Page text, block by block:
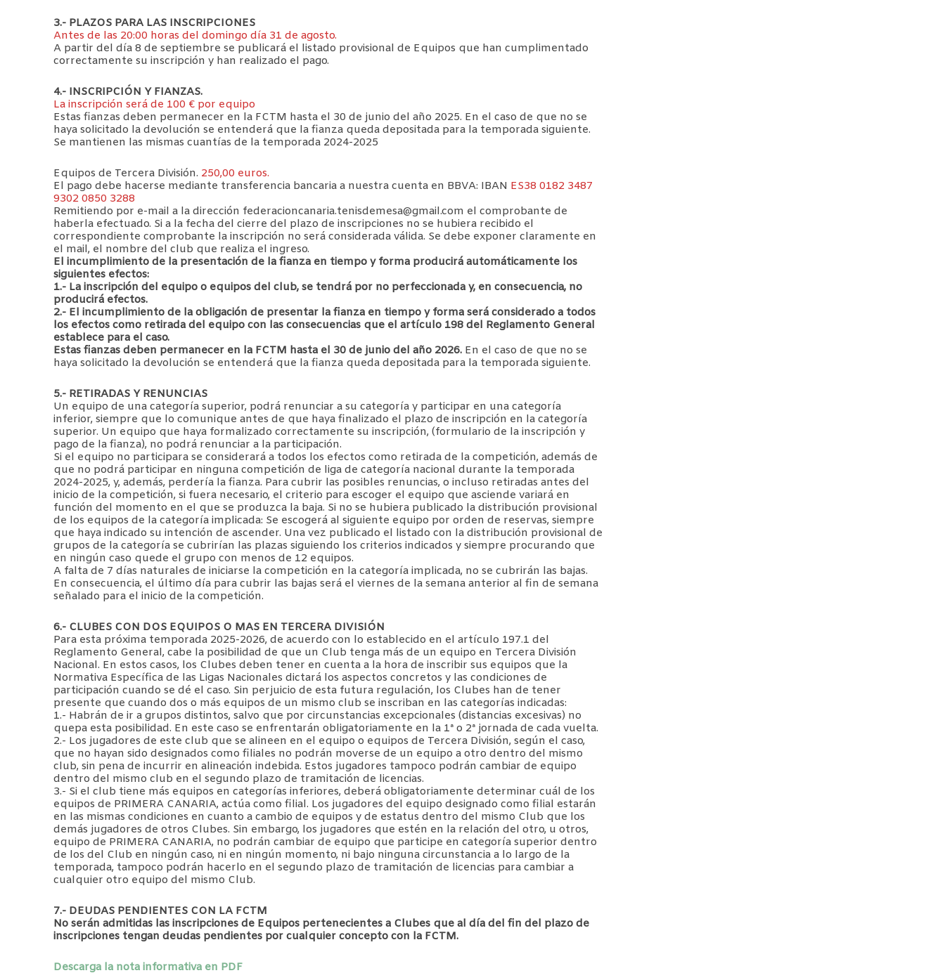
3.- PLAZOS PARA LAS INSCRIPCIONES
Antes de las 20:00 horas del domingo día 31 de agosto.
A partir del día 8 de septiembre se publicará el listado provisional de Equipos que han cumplimentado
correctamente su inscripción y han realizado el pago.
4.- INSCRIPCIÓN Y FIANZAS.
La inscripción será de 100 € por equipo
Estas fianzas deben permanecer en la FCTM hasta el 30 de junio del año 2025. En el caso de que no se
haya solicitado la devolución se entenderá que la fianza queda depositada para la temporada siguiente.
Se mantienen las mismas cuantías de la temporada 2024-2025
Equipos de Tercera División. 250,00 euros.
El pago debe hacerse mediante transferencia bancaria a nuestra cuenta en BBVA: IBAN ES38 0182 3487
9302 0850 3288
Remitiendo por e-mail a la dirección federacioncanaria.tenisdemesa@gmail.com el comprobante de
haberla efectuado. Si a la fecha del cierre del plazo de inscripciones no se hubiera recibido el
correspondiente comprobante la inscripción no será considerada válida. Se debe exponer claramente en
el mail, el nombre del club que realiza el ingreso.
El incumplimiento de la presentación de la fianza en tiempo y forma producirá automáticamente los
siguientes efectos:
1.- La inscripción del equipo o equipos del club, se tendrá por no perfeccionada y, en consecuencia, no
producirá efectos.
2.- El incumplimiento de la obligación de presentar la fianza en tiempo y forma será considerado a todos
los efectos como retirada del equipo con las consecuencias que el artículo 198 del Reglamento General
establece para el caso.
Estas fianzas deben permanecer en la FCTM hasta el 30 de junio del año 2026. En el caso de que no se
haya solicitado la devolución se entenderá que la fianza queda depositada para la temporada siguiente.
5.- RETIRADAS Y RENUNCIAS
Un equipo de una categoría superior, podrá renunciar a su categoría y participar en una categoría
inferior, siempre que lo comunique antes de que haya finalizado el plazo de inscripción en la categoría
superior. Un equipo que haya formalizado correctamente su inscripción, (formulario de la inscripción y
pago de la fianza), no podrá renunciar a la participación.
Si el equipo no participara se considerará a todos los efectos como retirada de la competición, además de
que no podrá participar en ninguna competición de liga de categoría nacional durante la temporada
2024-2025, y, además, perdería la fianza. Para cubrir las posibles renuncias, o incluso retiradas antes del
inicio de la competición, si fuera necesario, el criterio para escoger el equipo que asciende variará en
función del momento en el que se produzca la baja. Si no se hubiera publicado la distribución provisional
de los equipos de la categoría implicada: Se escogerá al siguiente equipo por orden de reservas, siempre
que haya indicado su intención de ascender. Una vez publicado el listado con la distribución provisional de
grupos de la categoría se cubrirían las plazas siguiendo los criterios indicados y siempre procurando que
en ningún caso quede el grupo con menos de 12 equipos.
A falta de 7 días naturales de iniciarse la competición en la categoría implicada, no se cubrirán las bajas.
En consecuencia, el último día para cubrir las bajas será el viernes de la semana anterior al fin de semana
señalado para el inicio de la competición.
6.- CLUBES CON DOS EQUIPOS O MAS EN TERCERA DIVISIÓN
Para esta próxima temporada 2025-2026, de acuerdo con lo establecido en el artículo 197.1 del
Reglamento General, cabe la posibilidad de que un Club tenga más de un equipo en Tercera División
Nacional. En estos casos, los Clubes deben tener en cuenta a la hora de inscribir sus equipos que la
Normativa Específica de las Ligas Nacionales dictará los aspectos concretos y las condiciones de
participación cuando se dé el caso. Sin perjuicio de esta futura regulación, los Clubes han de tener
presente que cuando dos o más equipos de un mismo club se inscriban en las categorías indicadas:
1.- Habrán de ir a grupos distintos, salvo que por circunstancias excepcionales (distancias excesivas) no
quepa esta posibilidad. En este caso se enfrentarán obligatoriamente en la 1ª o 2ª jornada de cada vuelta.
2.- Los jugadores de este club que se alineen en el equipo o equipos de Tercera División, según el caso,
que no hayan sido designados como filiales no podrán moverse de un equipo a otro dentro del mismo
club, sin pena de incurrir en alineación indebida. Estos jugadores tampoco podrán cambiar de equipo
dentro del mismo club en el segundo plazo de tramitación de licencias.
3.- Si el club tiene más equipos en categorías inferiores, deberá obligatoriamente determinar cuál de los
equipos de PRIMERA CANARIA, actúa como filial. Los jugadores del equipo designado como filial estarán
en las mismas condiciones en cuanto a cambio de equipos y de estatus dentro del mismo Club que los
demás jugadores de otros Clubes. Sin embargo, los jugadores que estén en la relación del otro, u otros,
equipo de PRIMERA CANARIA, no podrán cambiar de equipo que participe en categoría superior dentro
de los del Club en ningún caso, ni en ningún momento, ni bajo ninguna circunstancia a lo largo de la
temporada, tampoco podrán hacerlo en el segundo plazo de tramitación de licencias para cambiar a
cualquier otro equipo del mismo Club.
7.- DEUDAS PENDIENTES CON LA FCTM
No serán admitidas las inscripciones de Equipos pertenecientes a Clubes que al día del fin del plazo de
inscripciones tengan deudas pendientes por cualquier concepto con la FCTM.
Descarga la nota informativa en PDF